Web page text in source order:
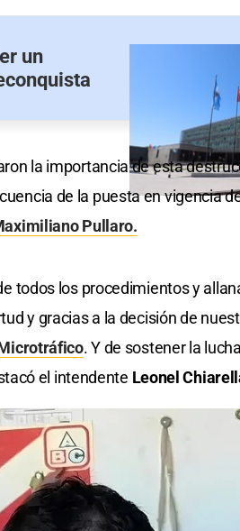
un
la importancia de esta
de la puesta en vigencia
Pullaro.
todos los procedimientos y
y gracias a la decisión de
. Y de sostener la
el intendente Leonel